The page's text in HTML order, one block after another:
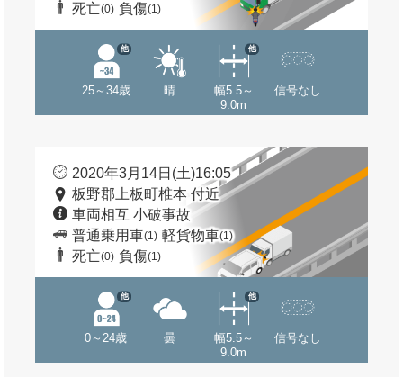
死亡(0) 負傷(1)
25～34歳
他
晴
幅5.5～
9.0m
他
信号なし
2020年3月14日(土)16:05
板野郡上板町椎本 付近
車両相互 小破事故
普通乗用車(1) 軽貨物車(1)
死亡(0) 負傷(1)
0～24歳
他
曇
幅5.5～
9.0m
他
信号なし